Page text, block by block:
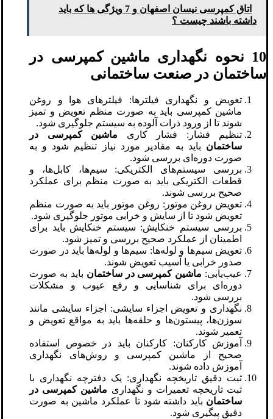
اتاق کمپرسی نیسان اصفهان و 7 ویژگی ها که باید
داشته باشند چیست ؟
10 نحوه نگهداری ماشین کمپرسی در
ساختمان در صنعت ساختمانی
تعویض و نگهداری فیلترها: فیلترهای هوا و روغن
ماشین کمپرسی باید به صورت منظم تعویض و تمیز
شوند تا از ورود ذرات آلوده به سیستم جلوگیری شود.
تنظیم فشار: فشار کاری ماشین کمپرسی در
ساختمان باید به مقادیر مورد نیاز تنظیم شود و به
صورت دوره‌ای بررسی شود.
بررسی سیستم‌های الکتریکی: سیم‌ها، کابل‌ها، و
قطعات الکتریکی باید به صورت منظم برای عملکرد
صحیح بررسی شوند.
تعویض روغن موتور: روغن موتور باید به صورت منظم
تعویض شود تا از سایش و خرابی موتور جلوگیری شود.
بررسی سیستم خنکایش: سیستم خنکایش باید برای
اطمینان از عملکرد صحیح بررسی و تمیز شود.
تعویض سیم‌ها و لوله‌ها: سیم‌ها و لوله‌ها باید در صورت
صدور خرابی یا آسیب تعویض شوند.
عیب‌یابی: ماشین کمپرسی در ساختمان باید به صورت
دوره‌ای برای شناسایی و رفع عیوب و مشکلات
بررسی شود.
نگهداری و تعویض اجزاء سایشی: اجزاء سایشی مانند
سوزن‌ها، پیستون‌ها و حلقه‌ها باید به مواقع تعویض و
تعمیر شوند.
آموزش کارکنان: کارکنان باید در خصوص استفاده
صحیح از ماشین کمپرسی و روش‌های نگهداری
آموزش داده شوند.
ثبت دقیق تاریخچه نگهداری: یک دفترچه نگهداری با
ثبت تاریخچه تعمیرات و نگهداری ماشین کمپرسی در
ساختمان باید داشته شود تا عملکرد ماشین به صورت
دقیق پیگیری شود.